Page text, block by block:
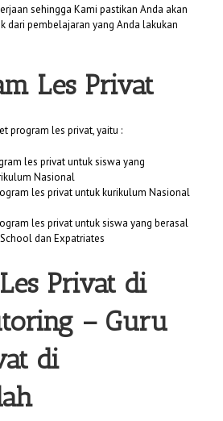
sehingga Kami pastikan Anda akan
dari pembelajaran yang Anda lakukan
Les Privat
program les privat, yaitu :
les privat untuk siswa yang
Nasional
les privat untuk kurikulum Nasional
les privat untuk siswa yang berasal
dan Expatriates
Les Privat di
– Guru
di